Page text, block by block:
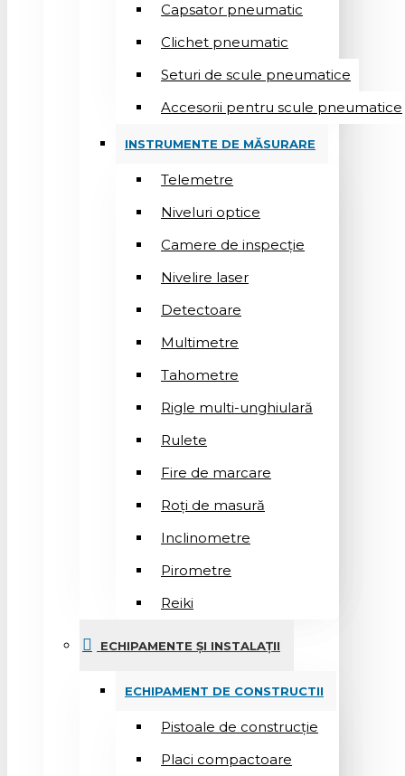
Capsator pneumatic
Clichet pneumatic
Seturi de scule pneumatice
Accesorii pentru scule pneumatice
INSTRUMENTE DE MĂSURARE
Telemetre
Niveluri optice
Camere de inspecție
Nivelire laser
Detectoare
Multimetre
Tahometre
Rigle multi-unghiulară
Rulete
Fire de marcare
Roți de masură
Inclinometre
Pirometre
Reiki
ECHIPAMENTE ȘI INSTALAȚII
ECHIPAMENT DE CONSTRUCTII
Pistoale de construcție
Placi compactoare